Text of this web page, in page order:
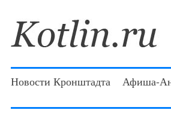
Новости Кронштадта Афиша-